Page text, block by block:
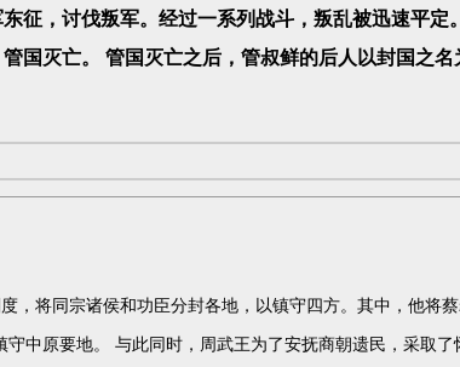
，讨伐叛军。经过一系列战斗，叛乱被迅速平定
国灭亡。 管国灭亡之后，管叔鲜的后人以封国之
将同宗诸侯和功臣分封各地，以镇守四方。其中，他将
中原要地。 与此同时，周武王为了安抚商朝遗民，采取